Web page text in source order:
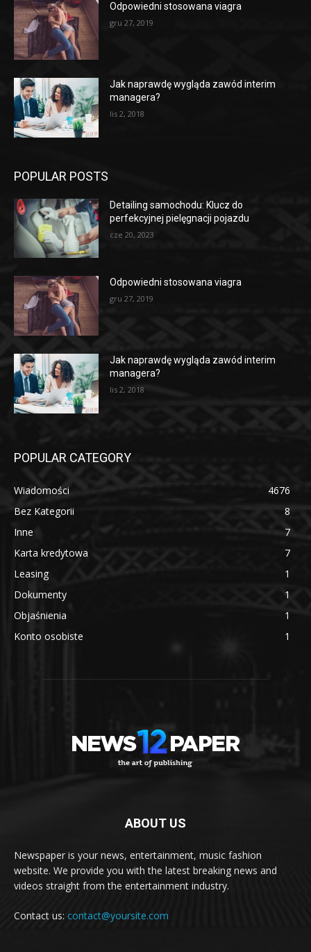
Odpowiedni stosowana viagra
gru 27, 2019
Jak naprawdę wygląda zawód interim
managera?
lis 2, 2018
POPULAR POSTS
Detailing samochodu: Klucz do
perfekcyjnej pielęgnacji pojazdu
cze 20, 2023
Odpowiedni stosowana viagra
gru 27, 2019
Jak naprawdę wygląda zawód interim
managera?
lis 2, 2018
POPULAR CATEGORY
Wiadomości
4676
Bez Kategorii
8
Inne
7
Karta kredytowa
7
Leasing
1
Dokumenty
1
Objaśnienia
1
Konto osobiste
1
ABOUT US
Newspaper is your news, entertainment, music fashion
website. We provide you with the latest breaking news and
videos straight from the entertainment industry.
Contact us: contact@yoursite.com